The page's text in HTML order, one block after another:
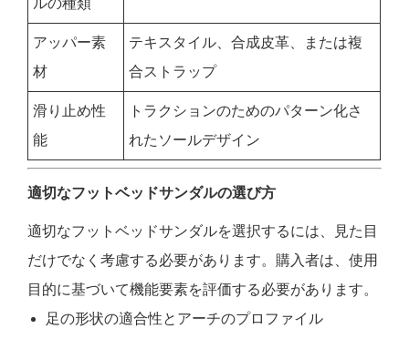
ルの種類
アッパー素
材
テキスタイル、合成皮革、または複
合ストラップ
滑り止め性
能
トラクションのためのパターン化さ
れたソールデザイン
適切なフットベッドサンダルの選び方
適切なフットベッドサンダルを選択するには、見た目
だけでなく考慮する必要があります。購入者は、使用
目的に基づいて機能要素を評価する必要があります。
足の形状の適合性とアーチのプロファイル